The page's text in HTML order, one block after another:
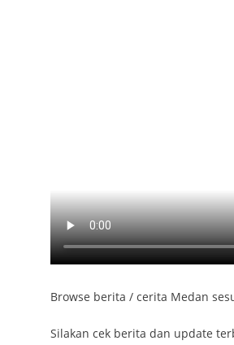
Browse berita / cerita Medan
Silakan cek berita dan update